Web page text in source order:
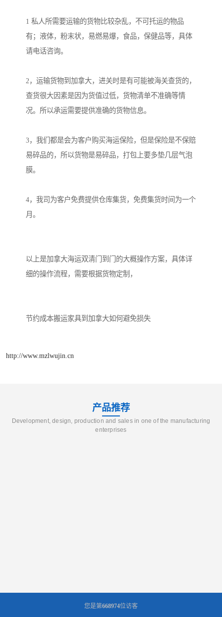
1 私人所需要运输的货物比较杂乱，不可托运的物品
有；液体，粉末状，易燃易爆，食品，保健品等，具体
请电话咨询。
2，运输货物到加拿大，进关时是有可能被海关查货的，
查货很大因素是因为货值过低，货物清单不准确等情
况。所以承运需要提供准确的货物信息。
3，我们都是会为客户购买海运保险，但是保险是不保赔
易碎品的，所以货物是易碎品，打包上要多垫几层气泡
膜。
4，我司为客户免费提供仓库集货，免费集货时间为一个
月。
以上是加拿大海运双清门到门的大概操作方案，具体详
细的操作流程，需要根据货物定制，
http://www.mzlwujin.cn
产品推荐
Development, design, production and sales in one of the manufacturing
enterprises
您是第668974位访客